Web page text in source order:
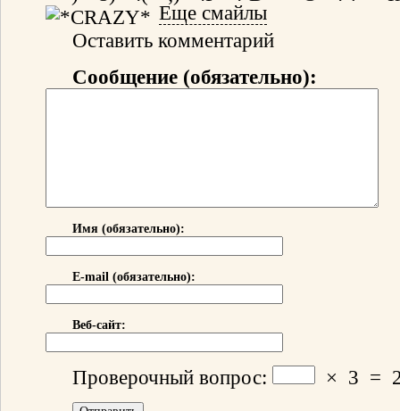
Еще смайлы
Оставить комментарий
Сообщение (обязательно):
Имя (обязательно):
E-mail (обязательно):
Веб-сайт:
Проверочный вопрос: × 3 =